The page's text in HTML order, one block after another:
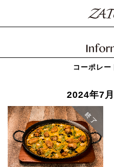
コーポレー
2024年7